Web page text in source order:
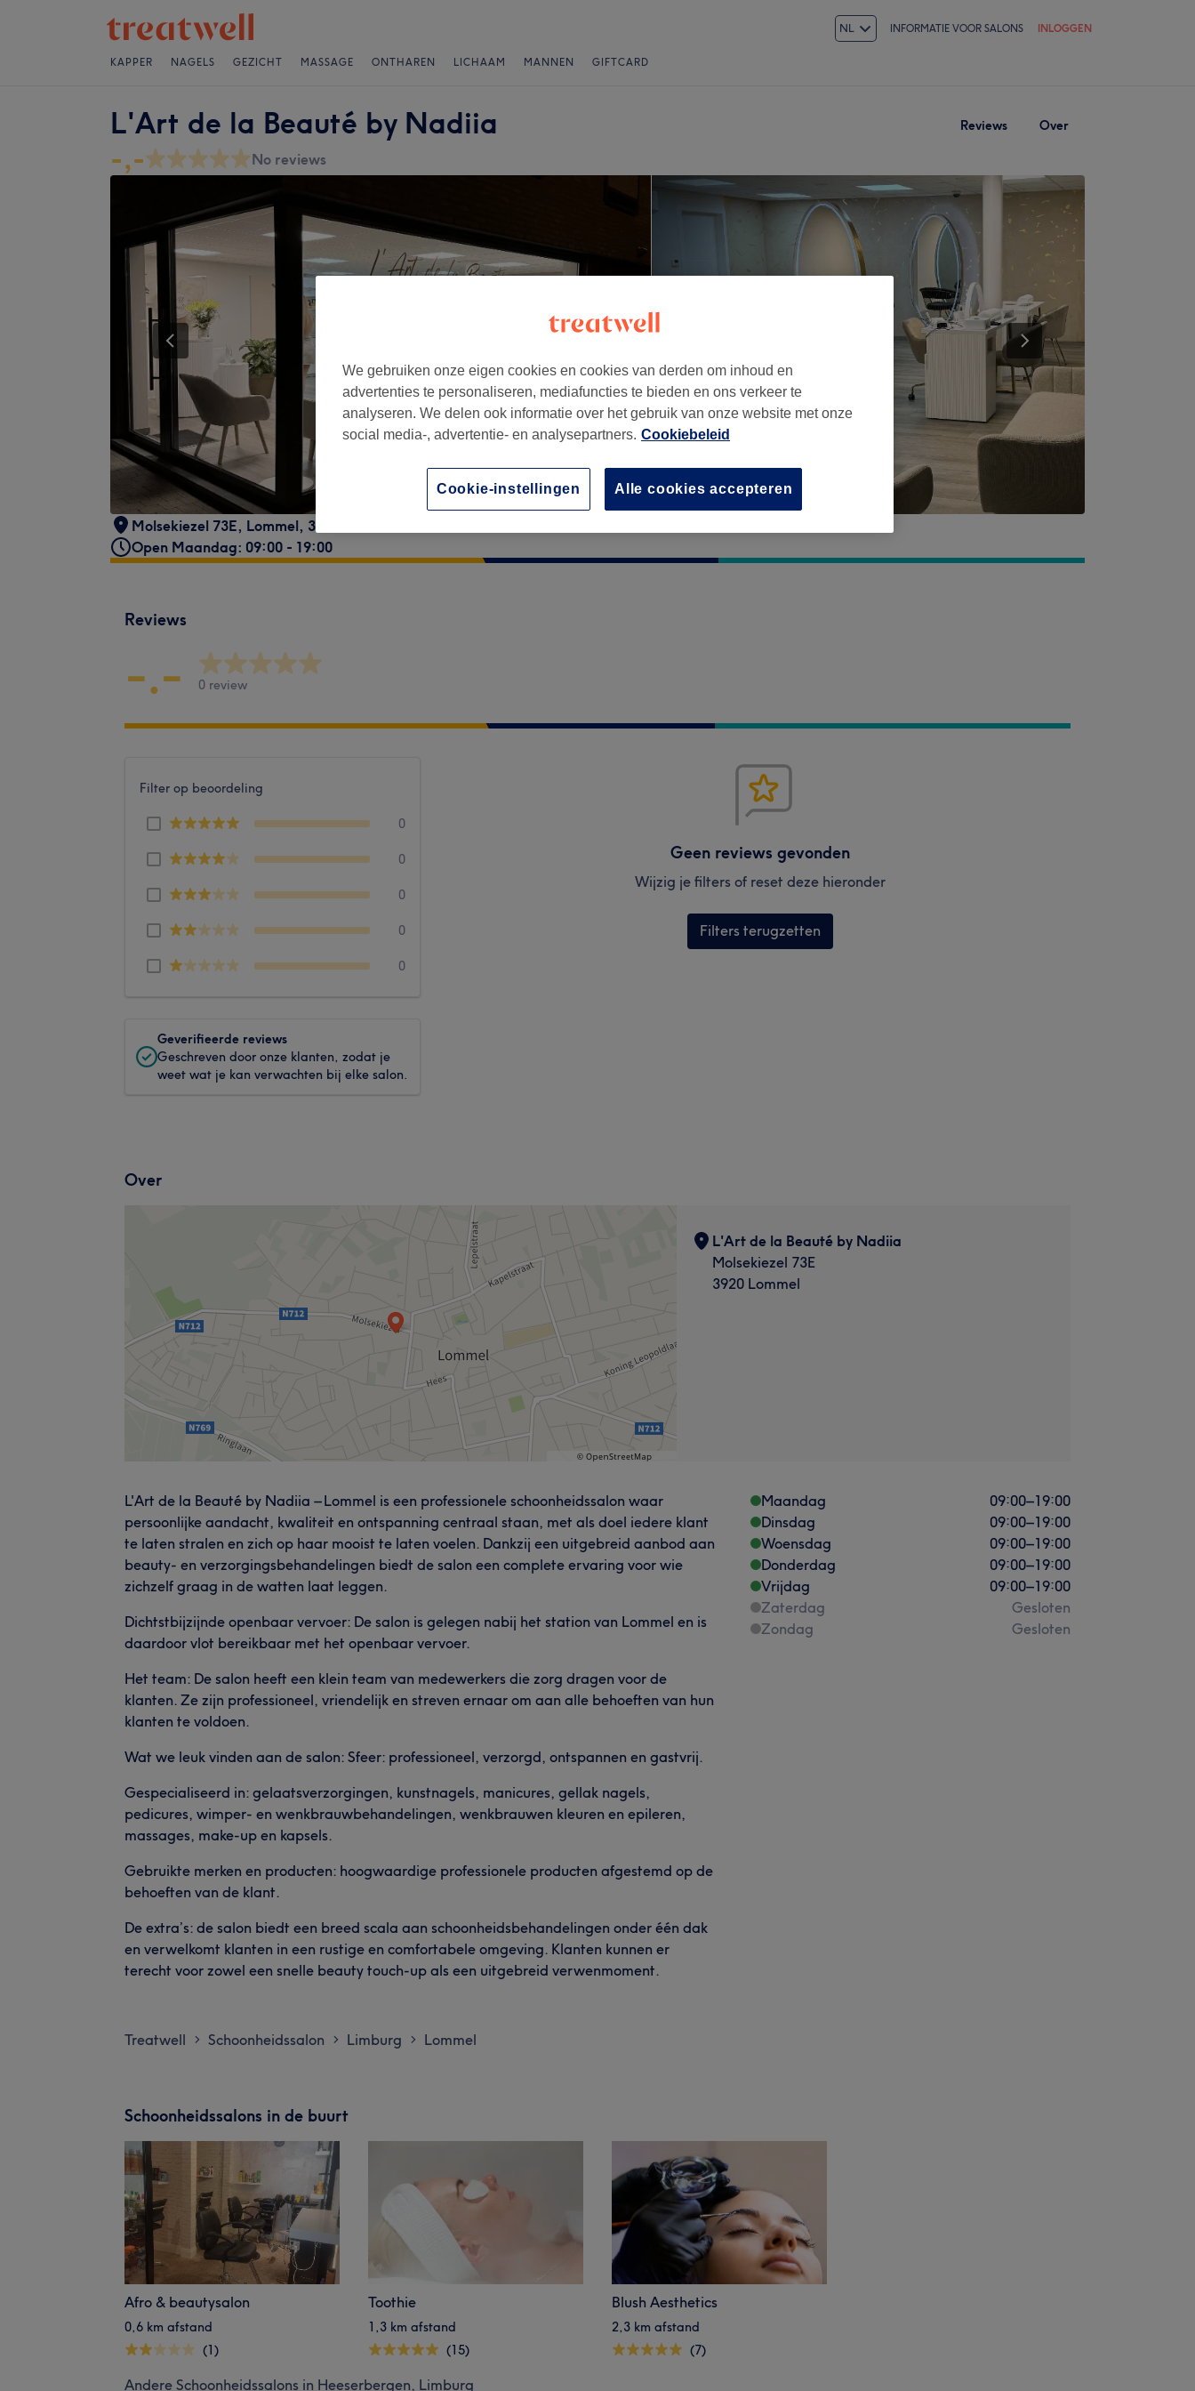
NL INFORMATIE VOOR SALONS INLOGGEN
KAPPER NAGELS GEZICHT MASSAGE ONTHAREN LICHAAM MANNEN GIFTCARD
L'Art de la Beauté by Nadiia Reviews Over
-,- No reviews
Molsekiezel 73E, Lommel, 3920
Open Maandag: 09:00 - 19:00
Reviews
-.- 0 review
Filter op beoordeling
0
0
0
0
0
Geverifieerde reviews
Geschreven door onze klanten, zodat je
weet wat je kan verwachten bij elke salon.
Geen reviews gevonden
Wijzig je filters of reset deze hieronder
Filters terugzetten
Over
L'Art de la Beauté by Nadiia
Molsekiezel 73E
3920 Lommel
L'Art de la Beauté by Nadiia – Lommel is een professionele schoonheidssalon waar
persoonlijke aandacht, kwaliteit en ontspanning centraal staan, met als doel iedere klant
te laten stralen en zich op haar mooist te laten voelen. Dankzij een uitgebreid aanbod aan
beauty- en verzorgingsbehandelingen biedt de salon een complete ervaring voor wie
zichzelf graag in de watten laat leggen.
Dichtstbijzijnde openbaar vervoer: De salon is gelegen nabij het station van Lommel en is
daardoor vlot bereikbaar met het openbaar vervoer.
Het team: De salon heeft een klein team van medewerkers die zorg dragen voor de
klanten. Ze zijn professioneel, vriendelijk en streven ernaar om aan alle behoeften van hun
klanten te voldoen.
Wat we leuk vinden aan de salon: Sfeer: professioneel, verzorgd, ontspannen en gastvrij.
Gespecialiseerd in: gelaatsverzorgingen, kunstnagels, manicures, gellak nagels,
pedicures, wimper- en wenkbrauwbehandelingen, wenkbrauwen kleuren en epileren,
massages, make-up en kapsels.
Gebruikte merken en producten: hoogwaardige professionele producten afgestemd op de
behoeften van de klant.
De extra’s: de salon biedt een breed scala aan schoonheidsbehandelingen onder één dak
en verwelkomt klanten in een rustige en comfortabele omgeving. Klanten kunnen er
terecht voor zowel een snelle beauty touch-up als een uitgebreid verwenmoment.
Maandag 09:00–19:00
Dinsdag
09:00–19:00
Woensdag
09:00–19:00
Donderdag
09:00–19:00
Vrijdag
09:00–19:00
Zaterdag
Gesloten
Zondag
Gesloten
Treatwell > Schoonheidssalon > Limburg > Lommel
Schoonheidssalons in de buurt
Afro & beautysalon
0,6 km afstand
(1)
Toothie
1,3 km afstand
(15)
Blush Aesthetics
2,3 km afstand
(7)
Andere Schoonheidssalons in Heeserbergen, Limburg
We gebruiken onze eigen cookies en cookies van derden om inhoud en
advertenties te personaliseren, mediafuncties te bieden en ons verkeer te
analyseren. We delen ook informatie over het gebruik van onze website met onze
social media-, advertentie- en analysepartners. Cookiebeleid
Alle cookies accepteren
Cookie-instellingen